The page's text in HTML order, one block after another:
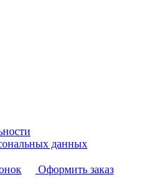
данных
Оформить заказ